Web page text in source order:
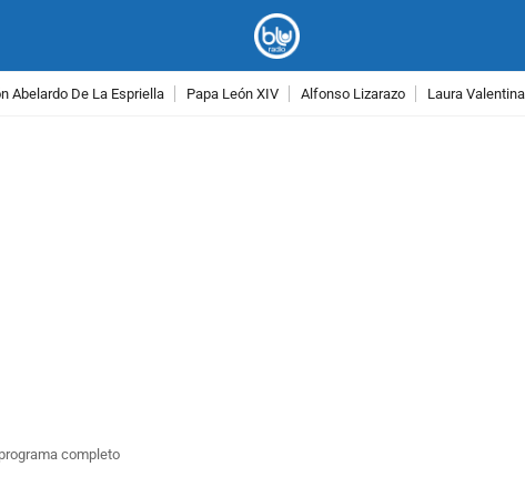
Abelardo De La Espriella Papa León XIV Alfonso Lizarazo Laura
completo